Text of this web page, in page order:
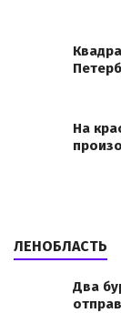
На
ЛЕНОБЛАСТЬ
Два